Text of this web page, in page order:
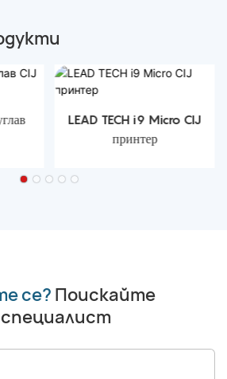
LEAD TECH i9 Micro CIJ
принтер
се? Поискайте